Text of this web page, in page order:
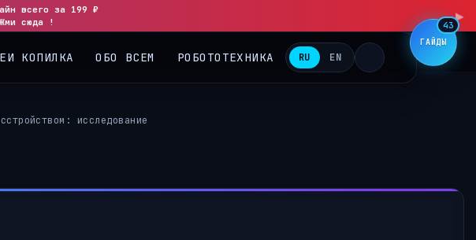
всего за 199 ₽
сюда !
RU EN
исследование
ГАЙДЫ
43